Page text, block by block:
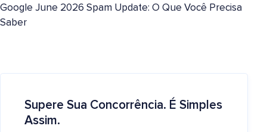
Google June 2026 Spam Update: O Que Você Precisa
Saber
Supere Sua Concorrência. É Simples
Assim.